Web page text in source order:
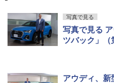
写真で見る
写真で見る
ツバック」（
アウディ、新